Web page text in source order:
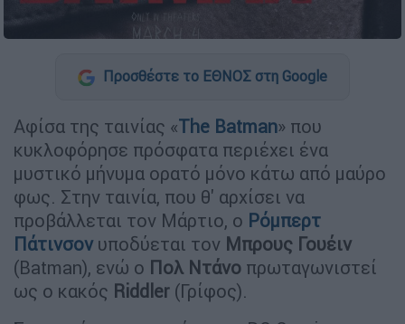
Προσθέστε το ΕΘΝΟΣ στη Google
Αφίσα της ταινίας «The Batman» που
κυκλοφόρησε πρόσφατα περιέχει ένα
μυστικό μήνυμα ορατό μόνο κάτω από μαύρο
φως. Στην ταινία, που θ' αρχίσει να
προβάλλεται τον Μάρτιο, ο Ρόμπερτ
Πάτινσονυποδύεται τον Μπρους Γουέιν
(Batman), ενώ ο Πολ Ντάνο πρωταγωνιστεί
ως ο κακός Riddler (Γρίφος).